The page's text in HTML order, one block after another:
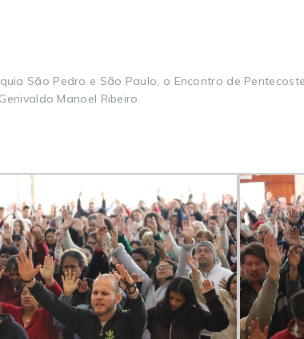
São Pedro e São Paulo, o Encontro de
Manoel Ribeiro.